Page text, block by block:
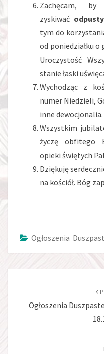
Zachęcam,
zyskiwać
tym do
od poniedziałku o
Uroczystość
stanie łaski
Wychodząc z
numer Niedzieli,
inne dewocjonalia.
Wszystkim
życzę obfitego
opieki świętych
Dziękuję
na kościół. Bóg
Ogłoszenia
Ogłoszenia